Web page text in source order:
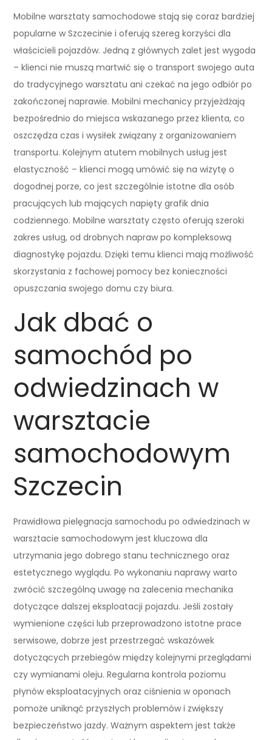
Mobilne warsztaty samochodowe stają się coraz bardziej
popularne w Szczecinie i oferują szereg korzyści dla
właścicieli pojazdów. Jedną z głównych zalet jest wygoda
– klienci nie muszą martwić się o transport swojego auta
do tradycyjnego warsztatu ani czekać na jego odbiór po
zakończonej naprawie. Mobilni mechanicy przyjeżdżają
bezpośrednio do miejsca wskazanego przez klienta, co
oszczędza czas i wysiłek związany z organizowaniem
transportu. Kolejnym atutem mobilnych usług jest
elastyczność – klienci mogą umówić się na wizytę o
dogodnej porze, co jest szczególnie istotne dla osób
pracujących lub mających napięty grafik dnia
codziennego. Mobilne warsztaty często oferują szeroki
zakres usług, od drobnych napraw po kompleksową
diagnostykę pojazdu. Dzięki temu klienci mają możliwość
skorzystania z fachowej pomocy bez konieczności
opuszczania swojego domu czy biura.
Jak dbać o
samochód po
odwiedzinach w
warsztacie
samochodowym
Szczecin
Prawidłowa pielęgnacja samochodu po odwiedzinach w
warsztacie samochodowym jest kluczowa dla
utrzymania jego dobrego stanu technicznego oraz
estetycznego wyglądu. Po wykonaniu naprawy warto
zwrócić szczególną uwagę na zalecenia mechanika
dotyczące dalszej eksploatacji pojazdu. Jeśli zostały
wymienione części lub przeprowadzono istotne prace
serwisowe, dobrze jest przestrzegać wskazówek
dotyczących przebiegów między kolejnymi przeglądami
czy wymianami oleju. Regularna kontrola poziomu
płynów eksploatacyjnych oraz ciśnienia w oponach
pomoże uniknąć przyszłych problemów i zwiększy
bezpieczeństwo jazdy. Ważnym aspektem jest także